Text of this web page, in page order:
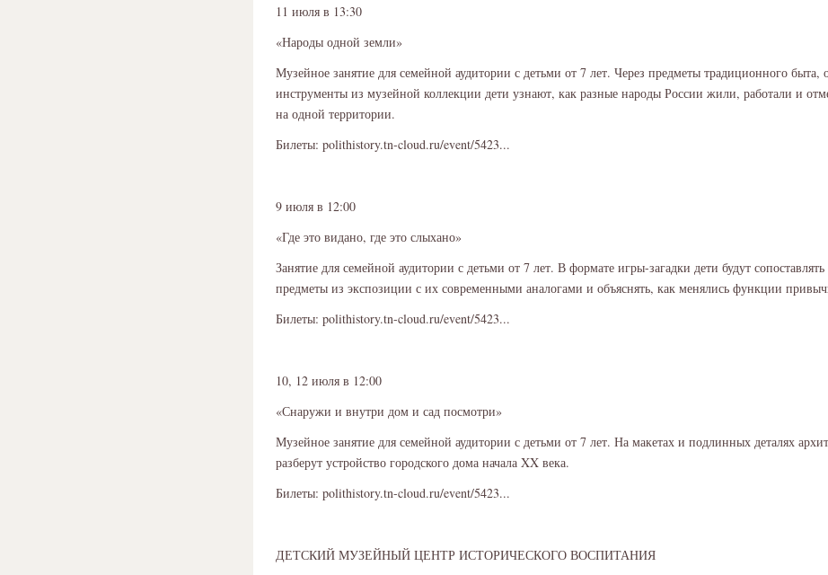
11 июля в 13:30
«Народы одной земли»
Музейное занятие для семейной аудитории с детьми от 7 лет. Через предметы традиционного быта,
инструменты из музейной коллекции дети узнают, как разные народы России жили, работали и
на одной территории.
Билеты: polithistory.tn-cloud.ru/event/5423...
9 июля в 12:00
«Где это видано, где это слыхано»
Занятие для семейной аудитории с детьми от 7 лет. В формате игры-загадки дети будут
предметы из экспозиции с их современными аналогами и объяснять, как менялись функции
Билеты: polithistory.tn-cloud.ru/event/5423...
10, 12 июля в 12:00
«Снаружи и внутри дом и сад посмотри»
Музейное занятие для семейной аудитории с детьми от 7 лет. На макетах и подлинных деталях
разберут устройство городского дома начала XX века.
Билеты: polithistory.tn-cloud.ru/event/5423...
ДЕТСКИЙ МУЗЕЙНЫЙ ЦЕНТР ИСТОРИЧЕСКОГО ВОСПИТАНИЯ